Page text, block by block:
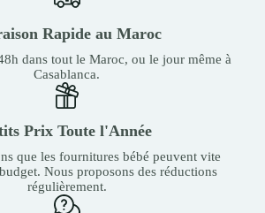
Rapide au Maroc
dans tout le Maroc, ou le jour même à
Casablanca.
Prix Toute l'Année
que les fournitures bébé peuvent vite
Nous proposons des réductions
régulièrement.